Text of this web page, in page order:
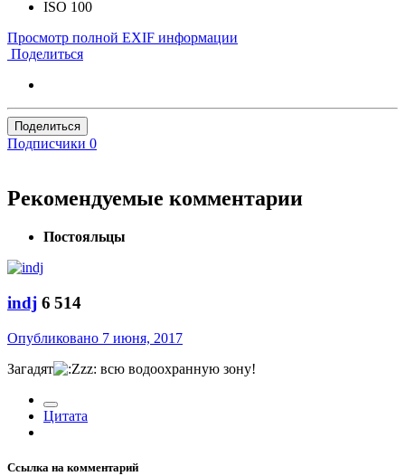
ISO 100
Просмотр полной EXIF информации
Поделиться
Поделиться
Подписчики 0
Рекомендуемые комментарии
Постояльцы
indj 6 514
Опубликовано 7 июня, 2017
Загадят
всю водоохранную зону!
Цитата
Ссылка на комментарий